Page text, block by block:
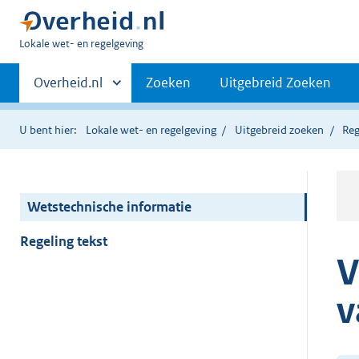
U
hier:
Lokale wet- en regelgeving
Primaire
navigatie
Andere
sites
binnen
Overheid.nl Zoeken Uitgebreid Zoeken
U bent hier: Lokale wet- en regelgeving Uitgebreid zoeken
Wetstechnische informatie
Regeling tekst